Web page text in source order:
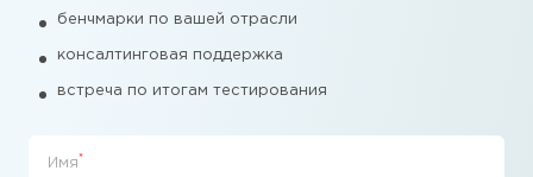
бенчмарки по вашей отрасли
консалтинговая поддержка
встреча по итогам тестирования
Имя *